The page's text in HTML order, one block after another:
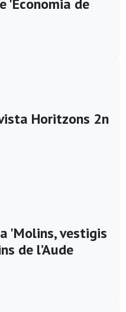
'Economia de
Horitzons 2n
'Molins, vestigis
de l’Aude